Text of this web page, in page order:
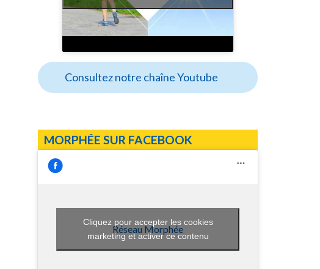
Consultez notre chaîne Youtube
MORPHÉE SUR FACEBOOK
Réseau Morphée
Cliquez pour accepter les cookies
marketing et activer ce contenu